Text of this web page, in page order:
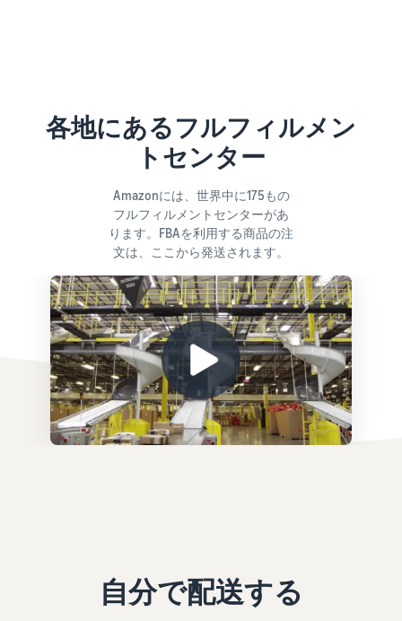
各地にあるフルフィルメン
トセンター
Amazonには、世界中に175もの
フルフィルメントセンターがあ
ります。FBAを利用する商品の注
文は、ここから発送されます。
自分で配送する